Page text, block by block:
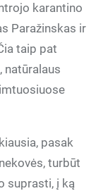
karantino
Paražinskas ir
taip pat
natūralaus
pasak
turbūt
suprasti, į ką